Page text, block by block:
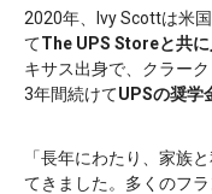
2020年、Ivy Scottは米
てThe UPS Storeと共
キサス出身で、クラー
3年間続けてUPSの奨学
「長年にわたり、家族
てきました。多くのフ